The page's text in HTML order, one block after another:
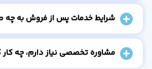
شرایط خدمات پس از فروش به چه
مشاوره تخصصی نیاز دارم، چه